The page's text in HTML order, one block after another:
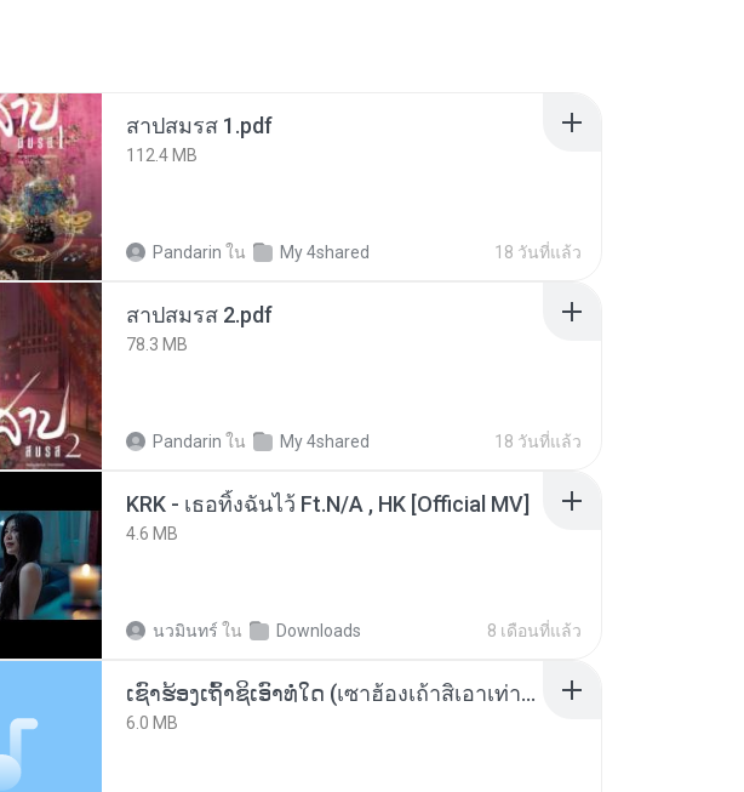
สาปสมรส 1.pdf
112.4 MB
Pandarin ใน My 4shared 18 วันที่แล้ว
สาปสมรส 2.pdf
78.3 MB
Pandarin ใน My 4shared 18 วันที่แล้ว
KRK - เธอทิ้งฉันไว้ Ft.N/A , HK [Official MV]
4.6 MB
นวมินทร์ ใน Downloads 8 เดือนที่แล้ว
ເຊົາຮ້ອງເຖົ້າຊິເອົາທໍ່ໃດ (เซาฮ้องเถ้าสิเอาเท่าใด) ບຸນເກີດ ຫນູຫ່ວງ ft. ໂສພາ ຈຸນທະລາ
6.0 MB